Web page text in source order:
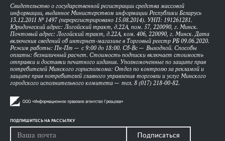
Свидетельство о государственной регистрации средства массовой
информации, выданное Министерством информации Республики Беларусь
13.12.2011 № 1497 (перерегистрировано 15.08.2014). УНП: 191261281.
Юридический адрес: Логойский тракт, д.22А, пом. 57, 220090, г. Минск.
Почтовый адрес: Логойский тракт, д.22А, ком. 406, 220090, г. Минск. Дата
включения сведений об интернет-магазине в Торговый реестр РБ 09.06.2020.
Режим работы: Пн-Пт — с 9:00 до 18:00. Сб-Вс — Выходной. Способы
оплаты: безналичный расчет. Стоимость подписки включает стоимость
отправки и доставки печатного издания. Уполномоченные по защите прав
потребителей Минского горисполкома: Отдел по контролю за рекламой и
защите прав потребителей главного управления торговли и услуг Минского
городского исполнительного комитета — тел. 8 (017) 218-00-82.
ПОДПИШИТЕСЬ НА РАССЫЛКУ
Подписаться